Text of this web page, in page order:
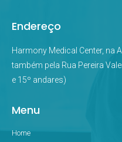
Endereço
Harmony Medical Center, na
também pela Rua Pereira
e 15º andares)
Menu
Home